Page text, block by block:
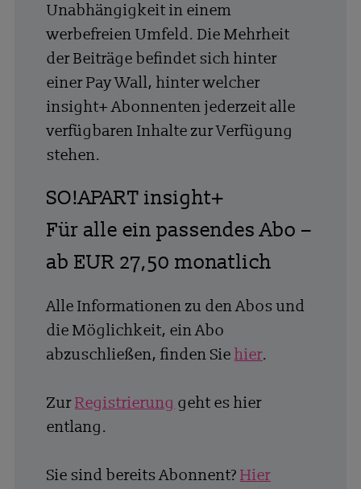
Unabhängigkeit in einem
werbefreien Umfeld. Die Mehrheit
der Beiträge befindet sich hinter
einer Pay Wall, hinter welcher
insight+ Abonnenten jederzeit alle
verfügbaren Inhalte zur Verfügung
stehen.
SO!APART insight+
Für alle ein passendes Abo –
ab EUR 27,50 monatlich
Alle Informationen zu den Abos und
die Möglichkeit, ein Abo
abzuschließen, finden Sie hier.
ZurRegistrierung geht es hier
entlang.
Sie sind bereits Abonnent? Hier